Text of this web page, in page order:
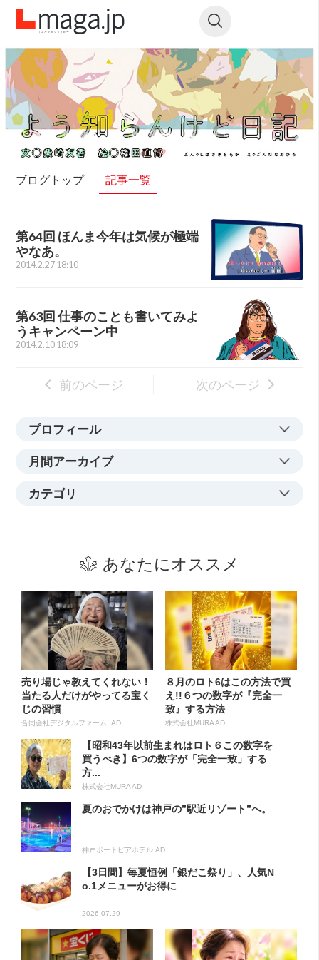
ブログトップ 記事一覧
第64回 ほんま今年は気候が極端
やなあ。
2014.2.27 18:10
第63回 仕事のことも書いてみよ
うキャンペーン中
2014.2.10 18:09
前のページ 次のページ
プロフィール
月間アーカイブ
カテゴリ
あなたにオススメ
売り場じゃ教えてくれない！
当たる人だけがやってる宝く
じの習慣
合同会社デジタルファーム AD
８月のロト6はこの方法で買
え!!６つの数字が『完全一
致』する方法
株式会社MURA AD
【昭和43年以前生まれはロト６この数字を
買うべき】6つの数字が「完全一致」する
方...
株式会社MURA AD
夏のおでかけは神戸の”駅近リゾート”へ。
神戸ポートピアホテル AD
【3日間】毎夏恒例「銀だこ祭り」、人気N
o.1メニューがお得に
2026.07.29